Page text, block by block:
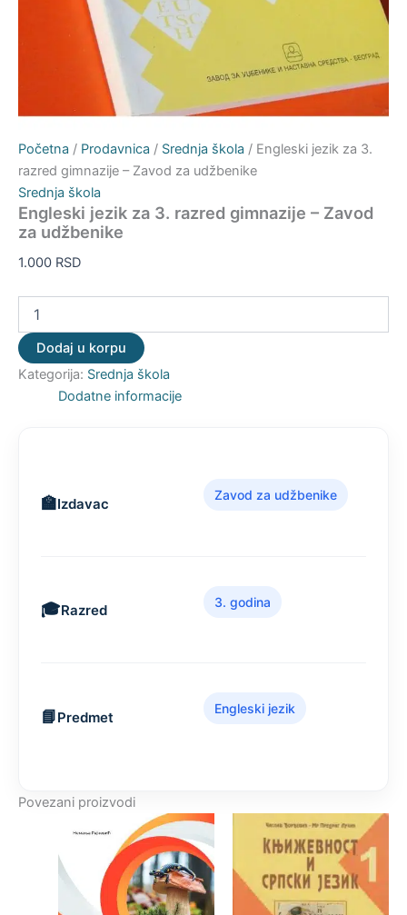
Početna / Prodavnica / Srednja škola / Engleski jezik za 3.
razred gimnazije – Zavod za udžbenike
Srednja škola
Engleski jezik za 3. razred gimnazije – Zavod
za udžbenike
1.000 RSD
Dodaj u korpu
Kategorija: Srednja škola
Dodatne informacije
Izdavac
Zavod za udžbenike
Razred
3. godina
Predmet
Engleski jezik
Povezani proizvodi